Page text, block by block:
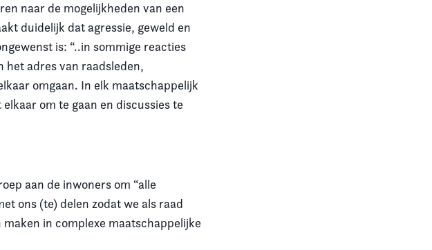
naar de mogelijkheden van een
duidelijk dat agressie, geweld en
is: “..in sommige reacties
het adres van raadsleden,
omgaan. In elk maatschappelijk
om te gaan en discussies te
aan de inwoners om “alle
ons (te) delen zodat we als raad
in complexe maatschappelijke